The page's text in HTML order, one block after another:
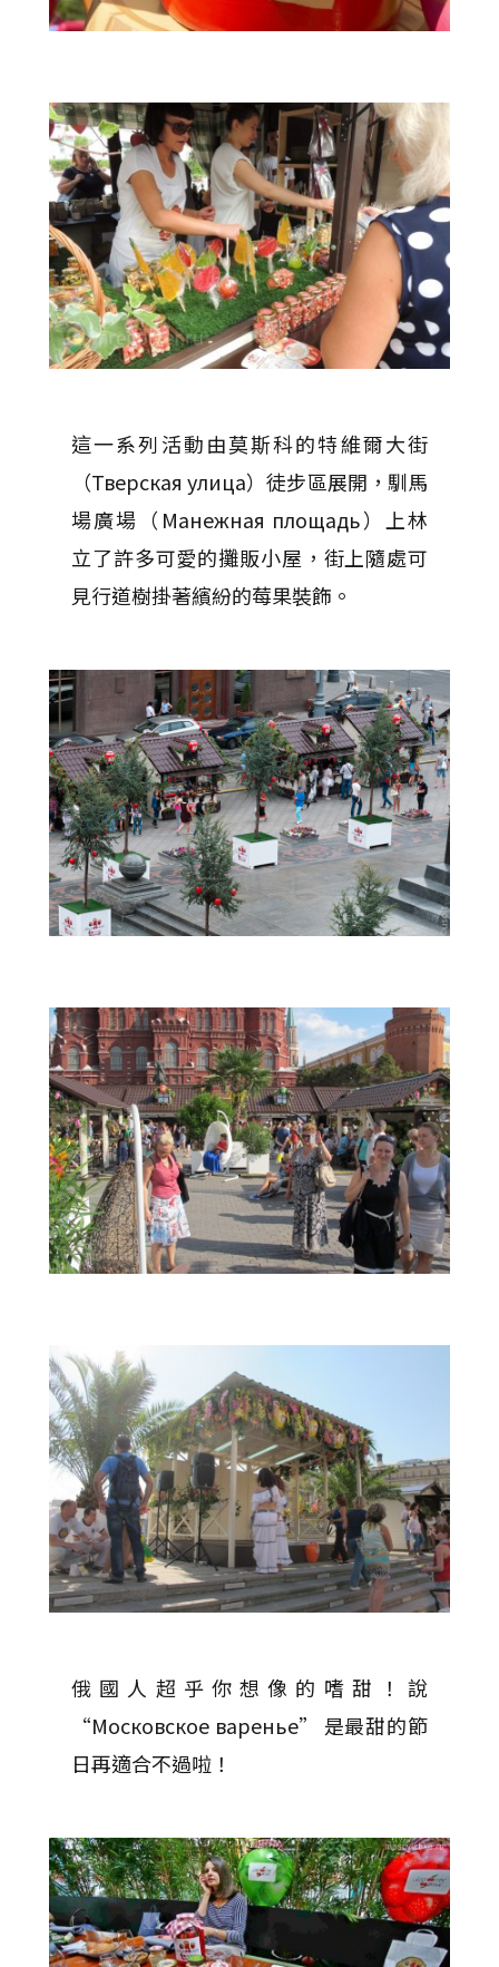
這一系列活動由莫斯科的特維爾大街
（Тверская улица）徒步區展開，馴馬
場廣場（Манежная площадь）上林
立了許多可愛的攤販小屋，街上隨處可
見行道樹掛著繽紛的莓果裝飾。
俄國人超乎你想像的嗜甜！說
“Московское варенье” 是最甜的節
日再適合不過啦！